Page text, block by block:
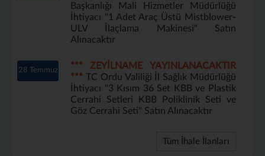
Başkanlığı Mali Hizmetler Müdürlüğü
İhtiyacı "1 Adet Araç Üstü Mistblower-
ULV İlaçlama Makinesi" Satın
Alınacaktır
28 Temmuz
*** ZEYİLNAME YAYINLANACAKTIR
***TC Ordu Valiliği İl Sağlık Müdürlüğü
İhtiyacı "3 Kısım 36 Set KBB ve Plastik
Cerrahi Setleri KBB Poliklinik Seti ve
Göz Cerrahi Seti" Satın Alınacaktır
Tüm İhale İlanları